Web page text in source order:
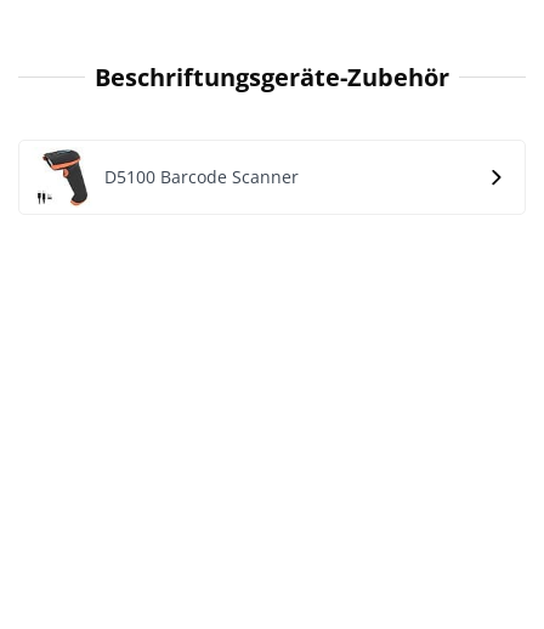
Beschriftungsgeräte-Zubehör
D5100 Barcode Scanner